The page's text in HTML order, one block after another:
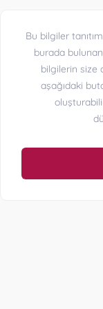
Bu bilgiler
burada
bilgilerin size
aşağıdaki